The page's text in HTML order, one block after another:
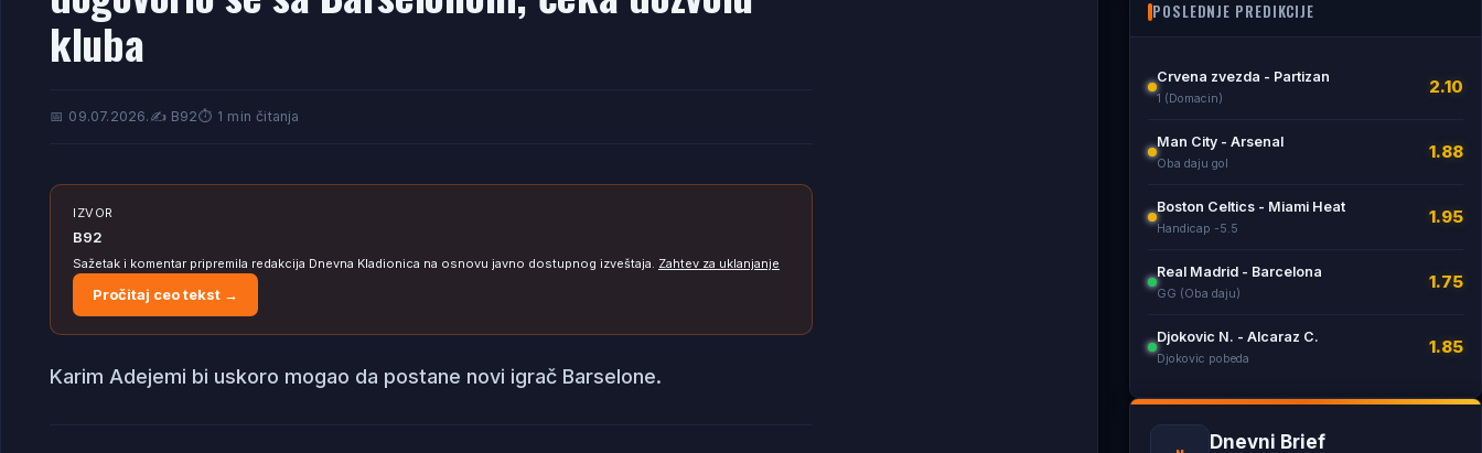
kluba
📅 09.07.2026. ✍️ B92⏱️ 1 min čitanja
IZVOR
B92
Sažetak i komentar pripremila redakcija Dnevna Kladionica na osnovu javno dostupnog izveštaja. Zahtev za uklanjanje
Pročitaj ceo tekst →
Karim Adejemi bi uskoro mogao da postane novi igrač Barselone.
POSLEDNJE PREDIKCIJE
Crvena zvezda - Partizan
1 (Domacin)
2.10
Man City - Arsenal
Oba daju gol
1.88
Boston Celtics - Miami Heat
Handicap -5.5
1.95
Real Madrid - Barcelona
GG (Oba daju)
1.75
Djokovic N. - Alcaraz C.
Djokovic pobeda
1.85
Dnevni Brief